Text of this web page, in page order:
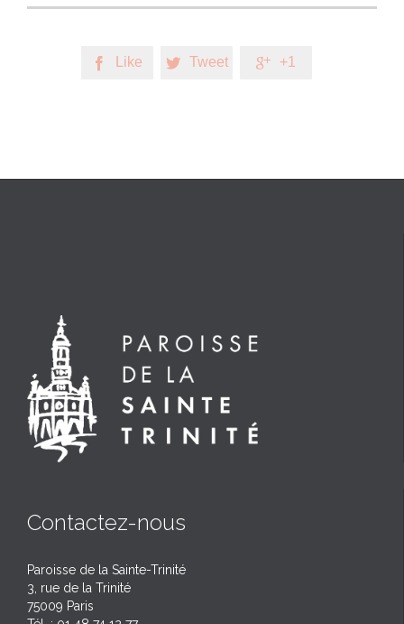
 Like  Tweet  +1
Contactez-nous
Paroisse de la Sainte-Trinité
3, rue de la Trinité
75009 Paris